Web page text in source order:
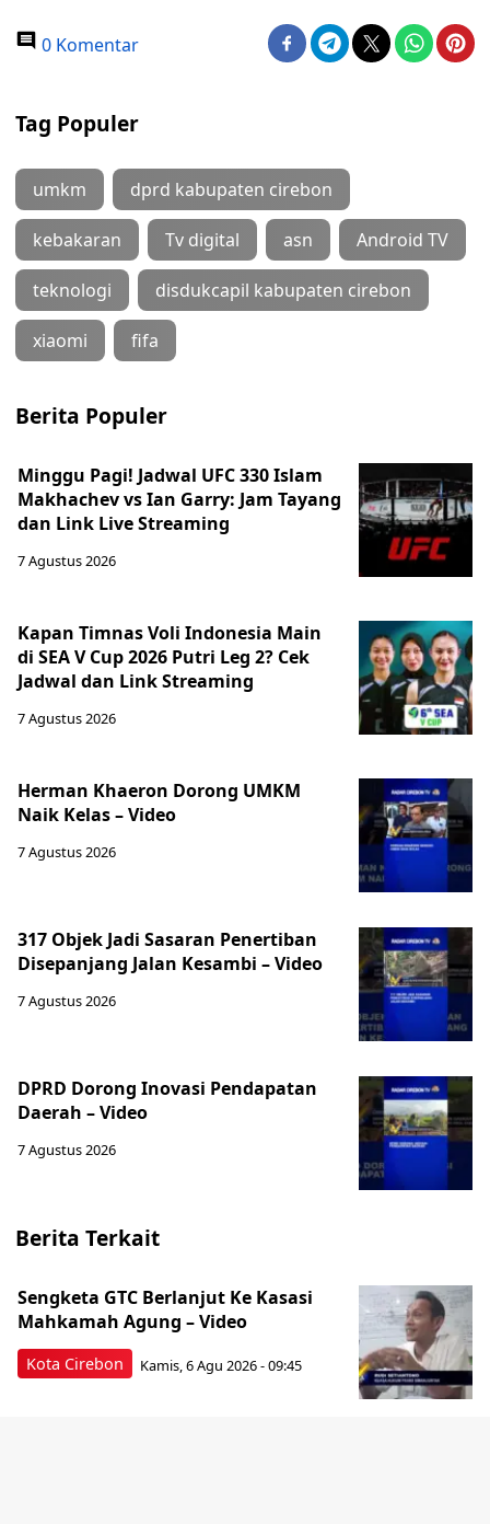
0 Komentar
Tag Populer
umkm dprd kabupaten cirebon
kebakaran Tv digital asn Android TV
teknologi disdukcapil kabupaten cirebon
xiaomi fifa
Berita Populer
Minggu Pagi! Jadwal UFC 330 Islam
Makhachev vs Ian Garry: Jam Tayang
dan Link Live Streaming
7 Agustus 2026
Kapan Timnas Voli Indonesia Main
di SEA V Cup 2026 Putri Leg 2? Cek
Jadwal dan Link Streaming
7 Agustus 2026
Herman Khaeron Dorong UMKM
Naik Kelas – Video
7 Agustus 2026
317 Objek Jadi Sasaran Penertiban
Disepanjang Jalan Kesambi – Video
7 Agustus 2026
‎DPRD Dorong Inovasi Pendapatan
Daerah – Video
7 Agustus 2026
Berita Terkait
Kota Cirebon
Sengketa GTC Berlanjut Ke Kasasi
Mahkamah Agung – Video
Kamis, 6 Agu 2026 - 09:45